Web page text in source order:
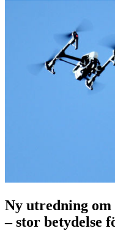
Ny utredning
– stor betydelse